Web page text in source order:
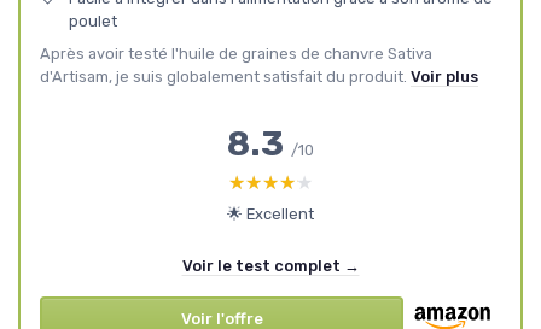
poulet
Après avoir testé l'huile de graines de chanvre Sativa
d'Artisam, je suis globalement satisfait du produit. Voir plus
8.3 /10
★★★★★
★★★★★
🌟 Excellent
Voir le test complet →
Voir l'offre